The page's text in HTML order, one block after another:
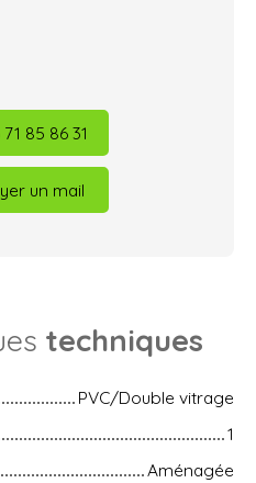
85 86 31
un mail
techniques
PVC/Double vitrage
1
Aménagée